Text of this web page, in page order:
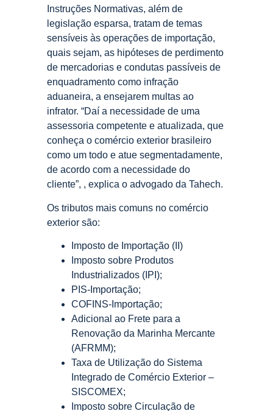
Instruções Normativas, além de
legislação esparsa, tratam de temas
sensíveis às operações de importação,
quais sejam, as hipóteses de perdimento
de mercadorias e condutas passíveis de
enquadramento como infração
aduaneira, a ensejarem multas ao
infrator. “Daí a necessidade de uma
assessoria competente e atualizada, que
conheça o comércio exterior brasileiro
como um todo e atue segmentadamente,
de acordo com a necessidade do
cliente”, , explica o advogado da Tahech.
Os tributos mais comuns no comércio
exterior são:
Imposto de Importação (II)
Imposto sobre Produtos
Industrializados (IPI);
PIS-Importação;
COFINS-Importação;
Adicional ao Frete para a
Renovação da Marinha Mercante
(AFRMM);
Taxa de Utilização do Sistema
Integrado de Comércio Exterior –
SISCOMEX;
Imposto sobre Circulação de